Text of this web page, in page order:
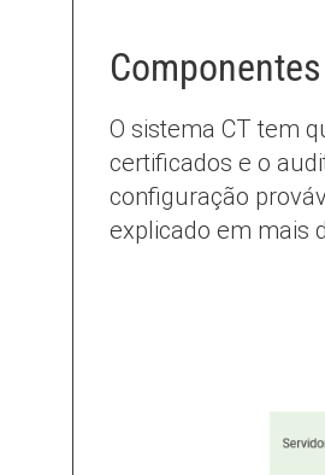
O sistema CT tem
certificados e o
configuração
explicado em mais